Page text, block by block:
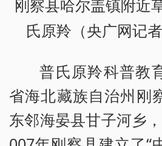
刚察县哈尔盖镇附近
氏原羚（央广网记
普氏原羚科普教
省海北藏族自治州刚
东邻海晏县甘子河乡